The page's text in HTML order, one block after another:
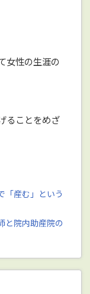
女性の生涯の
ることをめざ
「産む」という
と院内助産院の